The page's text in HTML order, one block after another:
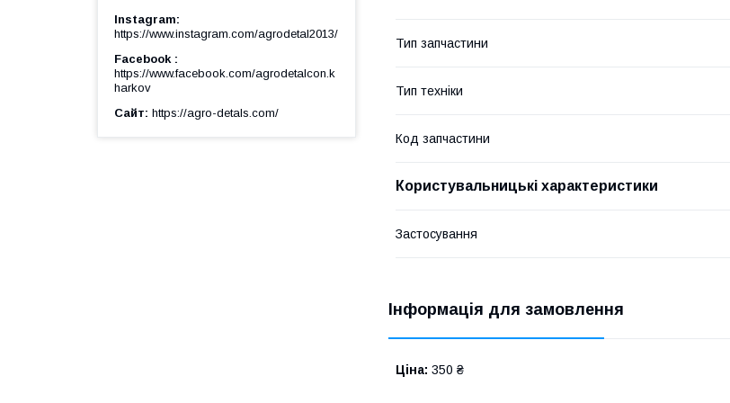
Тип запчастини
Тип техніки
Код запчастини
Користувальницькі характеристики
Застосування
Інформація для замовлення
Ціна: 350 ₴
Instagram
https://www.instagram.com/agrodetal2013/
Facebook
https://www.facebook.com/agrodetalcon.k
harkov
Сайт https://agro-detals.com/